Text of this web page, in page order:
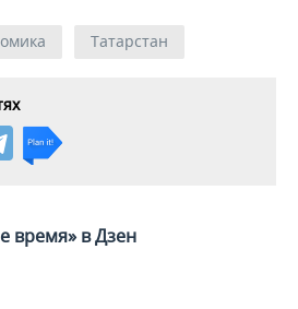
Татарстан
время» в Дзен